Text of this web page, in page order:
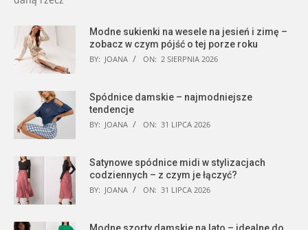
Modne sukienki na wesele na jesień i zimę –
zobacz w czym pójść o tej porze roku
BY: JOANA ON: 2 SIERPNIA 2026
Spódnice damskie – najmodniejsze
tendencje
BY: JOANA ON: 31 LIPCA 2026
Satynowe spódnice midi w stylizacjach
codziennych – z czym je łączyć?
BY: JOANA ON: 31 LIPCA 2026
Modne szorty damskie na lato – idealne do